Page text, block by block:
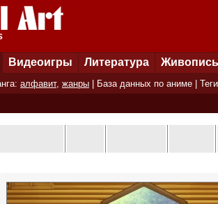
Видеоигры Литература Живопись
алфавит, жанры База данных по аниме Теги